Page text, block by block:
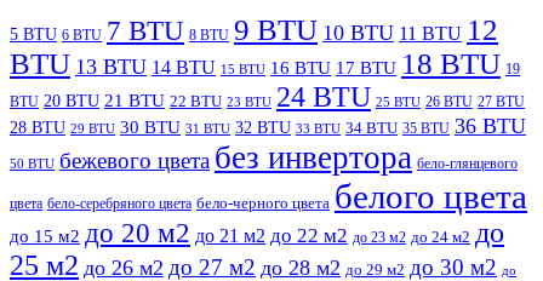
5 BTU 6 BTU 7 BTU 8 BTU 9 BTU 10 BTU 11 BTU 12
BTU 13 BTU 14 BTU 15 BTU 16 BTU 17 BTU 18 BTU 19
BTU 20 BTU 21 BTU 22 BTU 23 BTU 24 BTU 25 BTU 26 BTU 27 BTU
28 BTU 29 BTU 30 BTU 31 BTU 32 BTU 33 BTU 34 BTU 35 BTU 36 BTU
50 BTU бежевого цвета без инвертора бело-глянцевого
цвета бело-серебряного цвета бело-черного цвета белого цвета
до 15 м2 до 20 м2 до 21 м2 до 22 м2 до 23 м2 до 24 м2 до
25 м2 до 26 м2 до 27 м2 до 28 м2 до 29 м2 до 30 м2 до